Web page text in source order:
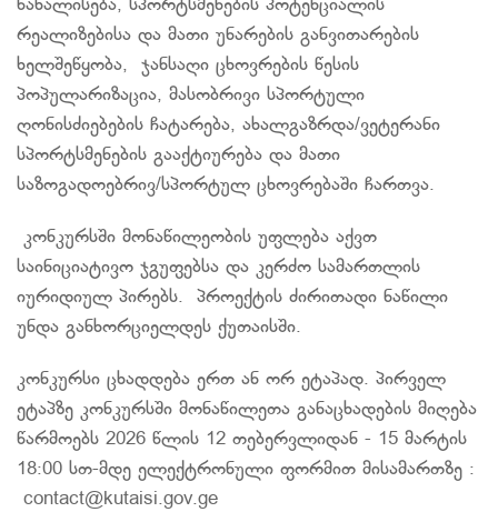
წახალისება, სპორტსმენების პოტენციალის
რეალიზებისა და მათი უნარების განვითარების
ხელშეწყობა, ჯანსაღი ცხოვრების წესის
პოპულარიზაცია, მასობრივი სპორტული
ღონისძიებების ჩატარება, ახალგაზრდა/ვეტერანი
სპორტსმენების გააქტიურება და მათი
საზოგადოებრივ/სპორტულ ცხოვრებაში ჩართვა.
კონკურსში მონაწილეობის უფლება აქვთ
საინიციატივო ჯგუფებსა და კერძო სამართლის
იურიდიულ პირებს. პროექტის ძირითადი ნაწილი
უნდა განხორციელდეს ქუთაისში.
კონკურსი ცხადდება ერთ ან ორ ეტაპად. პირველ
ეტაპზე კონკურსში მონაწილეთა განაცხადების მიღება
წარმოებს 2026 წლის 12 თებერვლიდან - 15 მარტის
18:00 სთ-მდე ელექტრონული ფორმით მისამართზე :
contact@kutaisi.gov.ge